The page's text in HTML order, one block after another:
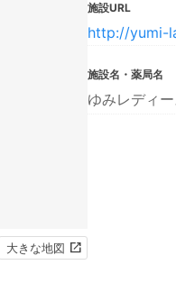
大きな地図
施設URL
http://yumi-
施設名・薬局名
ゆみレディ